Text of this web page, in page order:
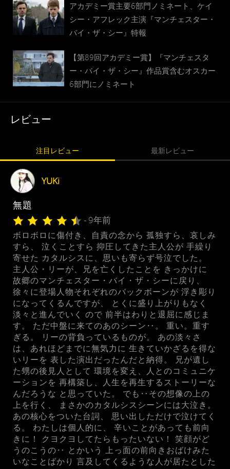
アカデミー賞主要6部門ノミネート、ケイ
シー・アフレック主演『マンチェスター・
バイ・ザ・シー』特報
【第89回アカデミー賞】『マンチェスタ
ー・バイ・ザ・シー』作品賞含むオスカー
6部門にノミネート
レビュー
注目レビュー 最新レビュー
YUKi
無題
- 9年前
ボロボロに傷付き、自責の念から 孤独すら、哀しみ
すら、 泣くことすら 抑圧してきた主人公が 手繰り
寄せた カタルシスに、思いも寄らず号泣でした。
主人公・リーが、兄を亡くしたことを きっかけに
故郷のマンチェスター・バイ・ザ・シーに戻り、
徐々に登場人物それぞれのバックボーンが 浮き彫り
になってくるんですが、 とくに盛り上がりもなく
淡々と進んでいく ので 前半はわりと退屈に感じま
す。 ただ中盤に来てのあのシーン‥。 重い。重す
ぎる。 リーの背負っているものが。 あの淡々さ
は、あれほどまでに無気力に 生きていかざるを得な
いリーを 表した演出だったんだと納得。 兄が遺し
た甥の後見人として 環境を変え、人とのコミュニケ
ーションを 再構築し、人生を再生するストーリーな
んだろうな と思っていた。 でも‥その想像の上の
上を行く、 まさかのカタルシスシーンには大泣き。
あの核心をついた台詞、 思い出しただけで泣けてく
る。 わたしは個人的に、 辛いことがあっても前向
きに！ クヨクヨしてたらもったいない！ 笑顔がど
うのこうの‥ とかいう 上っ面の前向きおばけみた
いなことばかり 言及してくるような人が居たとした